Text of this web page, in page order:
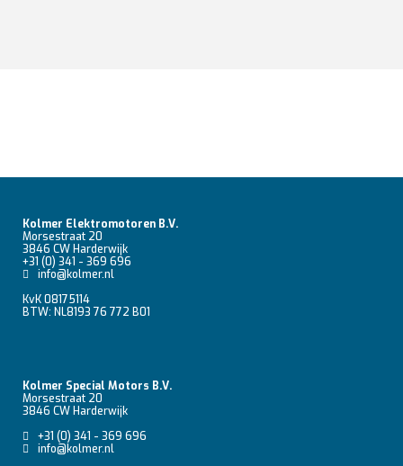
Kolmer Elektromotoren B.V.
Morsestraat 20
3846 CW Harderwijk
+31 (0) 341 - 369 696
info@kolmer.nl
KvK 08175114
BTW: NL8193 76 772 B01
Kolmer Special Motors B.V.
Morsestraat 20
3846 CW Harderwijk
+31 (0) 341 - 369 696
info@kolmer.nl